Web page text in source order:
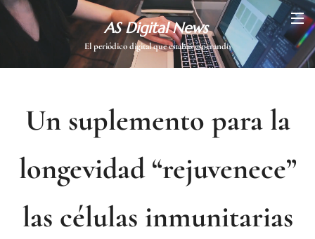
AS Digital News
El periódico digital que estabas esperando
Un suplemento para la
longevidad “rejuvenece”
las células inmunitarias